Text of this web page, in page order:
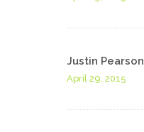
Justin Pearson
April 29, 2015